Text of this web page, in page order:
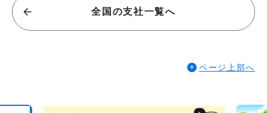
全国の支社一覧へ
ページ上部へ